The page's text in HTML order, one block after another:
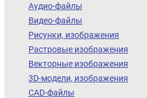
Аудио-файлы
Видео-файлы
Рисунки, изображения
Растровые изображения
Векторные изображения
3D-модели, изображения
CAD-файлы